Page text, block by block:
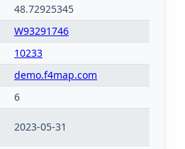
48.72925345
W93291746
10233
demo.f4map.com
6
2023-05-31